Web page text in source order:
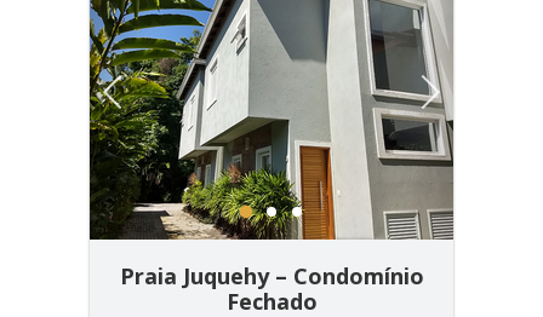
Previous Next
1 2 3
Praia Juquehy – Condomínio
Fechado